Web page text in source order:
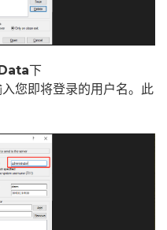
下
您即将登录的用户名。此